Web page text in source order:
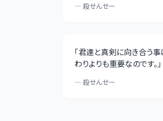
— 殺せんせー
「君達と真剣に向き合う
わりよりも重要なのです。」
— 殺せんせー